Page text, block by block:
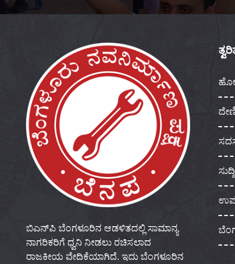
ಬಿಎನ್‌ಪಿ ಬೆಂಗಳೂರಿನ ಆಡಳಿತದಲ್ಲಿ ಸಾಮಾನ್ಯ
ನಾಗರಿಕರಿಗೆ ಧ್ವನಿ ನೀಡಲು ರಚಿಸಲಾದ
ರಾಜಕೀಯ ವೇದಿಕೆಯಾಗಿದೆ. ಇದು ಬೆಂಗಳೂರಿನ
ಸುದ್ದಿ